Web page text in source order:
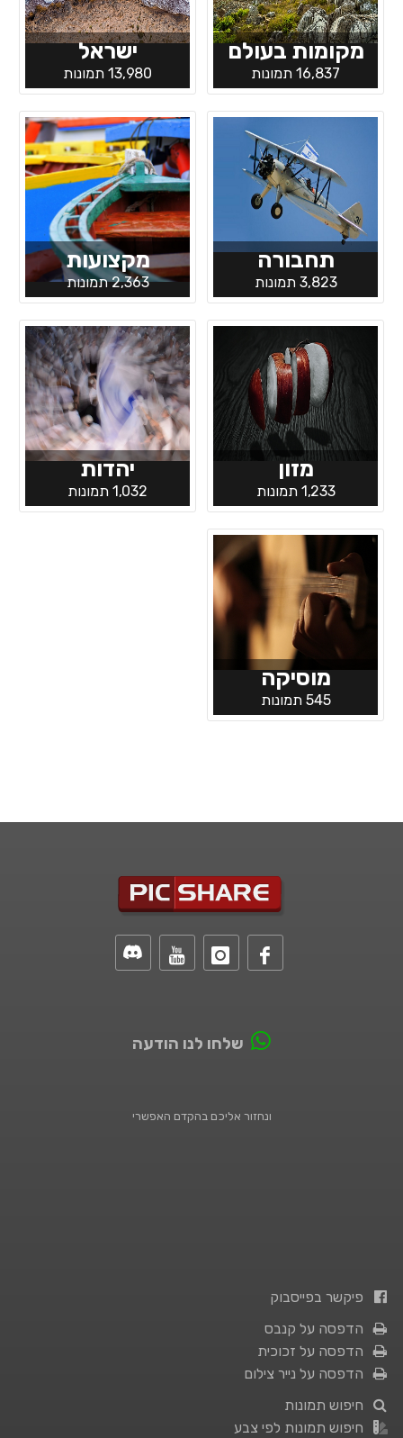
מקומות בעולם
16,837 תמונות
ישראל
13,980 תמונות
תחבורה
3,823 תמונות
מקצועות
2,363 תמונות
מזון
1,233 תמונות
יהדות
1,032 תמונות
מוסיקה
545 תמונות
שלחו לנו הודעה
ונחזור אליכם בהקדם האפשרי
פיקשר בפייסבוק
הדפסה על קנבס
הדפסה על זכוכית
הדפסה על נייר צילום
חיפוש תמונות
חיפוש תמונות לפי צבע